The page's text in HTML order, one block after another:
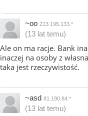
~oo 213.195.133.*
(13 lat temu)
Ale on ma racje. Bank
inaczej na osoby z
taka jest rzeczywistość.
~asd 81.190.84.*
(13 lat temu)